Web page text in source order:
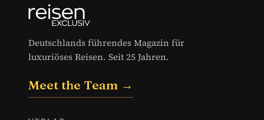
Deutschlands führendes Magazin für
luxuriöses Reisen. Seit 25 Jahren.
Meet the Team →